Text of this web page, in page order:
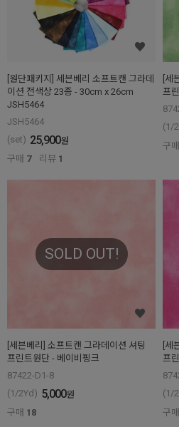
[원단패키지] 세븐베리 소프트캔 그라데
이션 전색상 23종 - 30cm x 26cm
JSH5464
JSH5464
(set) 25,900원
구매 7 리뷰 1
[세
프
(1/
구매
SOLD OUT!
[세븐베리] 소프트캔 그라데이션 셔팅
프린트원단 - 베이비핑크
87422-D1-8
(1/2Yd) 5,000원
구매 18
[세
프
(1/
구매